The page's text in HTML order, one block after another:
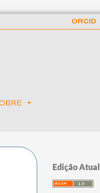
ORCID
Edição Atual